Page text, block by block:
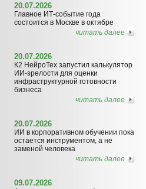
20.07.2026
Главное ИТ-событие года
состоится в Москве в октябре
читать далее
20.07.2026
К2 НейроТех запустил калькулятор
ИИ-зрелости для оценки
инфраструктурной готовности
бизнеса
читать далее
20.07.2026
ИИ в корпоративном обучении пока
остается инструментом, а не
заменой человека
читать далее
09.07.2026